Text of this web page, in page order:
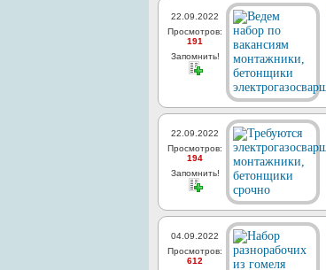
22.09.2022
Просмотров:
191
Запомнить!
22.09.2022
Просмотров:
194
Запомнить!
04.09.2022
Просмотров:
612